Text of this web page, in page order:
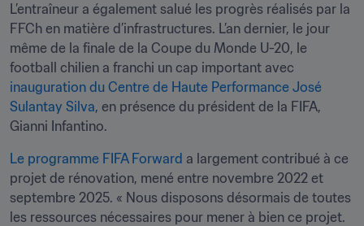
L’entraîneur a également salué les progrès réalisés par la
FFCh en matière d’infrastructures. L’an dernier, le jour
même de la finale de la Coupe du Monde U-20, le
inauguration du Centre de Haute Performance José
Sulantay Silva, en présence du président de la FIFA,
Gianni Infantino.
Le programme FIFA Forward a largement contribué à ce
projet de rénovation, mené entre novembre 2022 et
septembre 2025. « Nous disposons désormais de toutes
les ressources nécessaires pour mener à bien ce projet.